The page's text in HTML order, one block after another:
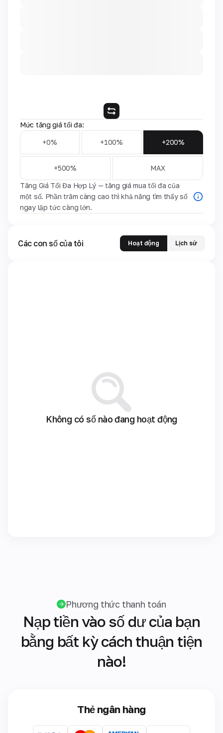
Mức tăng giá tối đa:
+0% +100% +200%
+500% MAX
Tăng Giá Tối Đa Hợp Lý — tăng giá mua tối đa của
một số. Phần trăm càng cao thì khả năng tìm thấy số
ngay lập tức càng lớn.
Các con số của tôi Hoạt động Lịch sử
Không có số nào đang hoạt động
Phương thức thanh toán
Nạp tiền vào số dư của bạn
bằng bất kỳ cách thuận tiện
nào!
Thẻ ngân hàng